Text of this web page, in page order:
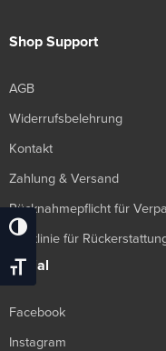
Umschalten Auf Hohe
Schrift Vergrößern
Shop Support
AGB
Widerrufsbelehrung
Kontakt
Zahlung & Versand
Rücknahmepflicht für
Richtlinie für
Social
Facebook
Instagram